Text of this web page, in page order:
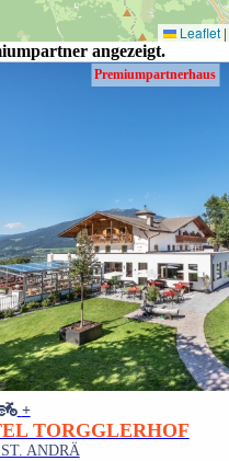
Leaflet |
angezeigt.
Premiumpartnerhaus
+
TORGGLERHOF
ANDRÄ